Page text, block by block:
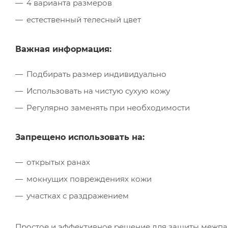
4 варианта размеров
естественный телесный цвет
Важная информация:
Подбирать размер индивидуально
Использовать на чистую сухую кожу
Регулярно заменять при необходимости
Запрещено использовать на:
открытых ранах
мокнущих повреждениях кожи
участках с раздражением